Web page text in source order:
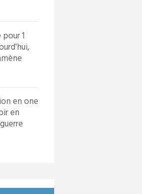
1
en one
en